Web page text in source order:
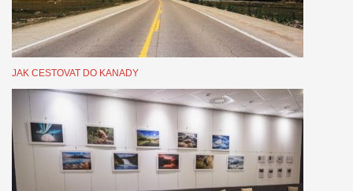
JAK CESTOVAT DO KANADY